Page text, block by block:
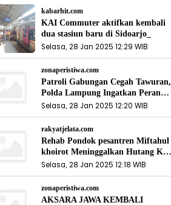
kabarhit.com
KAI Commuter aktifkan kembali
dua stasiun baru di Sidoarjo_
Selasa, 28 Jan 2025 12:29 WIB
zonaperistiwa.com
Patroli Gabungan Cegah Tawuran,
Polda Lampung Ingatkan Peran
Orang Tua
Selasa, 28 Jan 2025 12:20 WIB
rakyatjelata.com
Rehab Pondok pesantren Miftahul
khoirot Meninggalkan Hutang Ke
Material, Mantan Kadis PUPR
Selasa, 28 Jan 2025 12:18 WIB
zonaperistiwa.com
AKSARA JAWA KEMBALI